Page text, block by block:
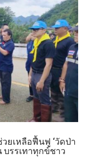
ยเหลือฟื้นฟู ‘วัดป่า
บรรเทาทุกข์ชาว